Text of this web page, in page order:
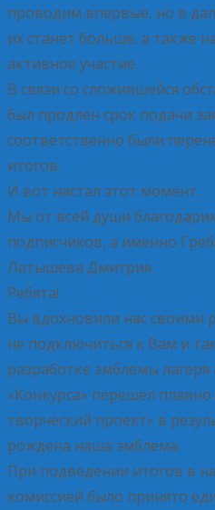
проводим впервые, но в
их станет больше, а также
активное участие.
В связи со сложившейся
был продлен срок подачи
соответственно были
итогов.
И вот настал этот момент.
Мы от всей души
подписчиков, а именно
Латышева Дмитрия.
Ребята!
Вы вдохновили нас своими
не подключиться к Вам и
разработке эмблемы лагеря
«Конкурса» перешел
творческий проект» в
рождена наша эмблема.
При подведении итогов в
комиссией было принято